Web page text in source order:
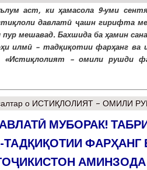
аст, ки ҳамасола 9-уми
давлатӣ ҷашн гирифта
мешавад. Бахшида ба ҳамин
илмӣ – тадқиқотии фарҳанг
– омили рушди
о ИСТИҚЛОЛИЯТ – ОМИЛИ
МУБОРАК!
ФАРҲАНГ